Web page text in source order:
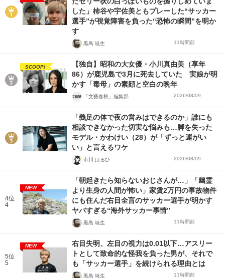
した」柿谷や宇佐美ともプレーした“サッカー
選手”が視覚障害を負った“恐怖の瞬間”を明か
す
黒島 暁生 11時間前
SCOOP!
【独自】昭和の大女優・小川真由美（享年
86）が鹿児島で3月に死去していた 実娘が明
かす「毒母」の素顔と空白の晩年
「文藝春秋」編集部 2026/08/09
「義足の体で夜の営みはできるのか」誰にも
相談できなかった切実な悩みも…脚を失った
モデル・かわけい（28）が「ずっと運がい
い」と言えるワケ
市川 はるひ 2026/08/09
4位
4
NEW
「朝起きたら知らないおじさんが…」「幽霊
より生身の人間が怖い」家賃2万円の事故物件
にも住んだ右目全盲のサッカー選手が明かす
ヤバすぎる“海外サッカー事情”
黒島 暁生 11時間前
5位
5
NEW
右目失明、左目の視力は0.01以下…アスリー
トとして致命的な怪我を負った男が、それで
も「サッカー選手」を続けられる理由とは
黒島 暁生 11時間前